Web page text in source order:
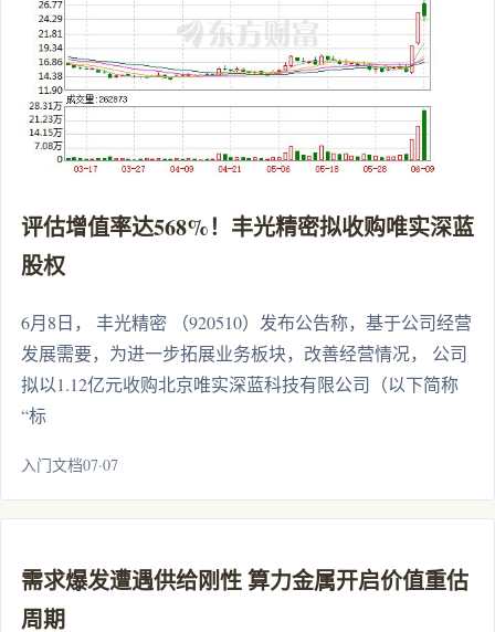
评估增值率达568%！丰光精密拟收购唯实深蓝
股权
6月8日， 丰光精密 （920510）发布公告称，基于公司经营
发展需要，为进一步拓展业务板块，改善经营情况， 公司
拟以1.12亿元收购北京唯实深蓝科技有限公司（以下简称
“标
入门文档07·07
需求爆发遭遇供给刚性 算力金属开启价值重估
周期